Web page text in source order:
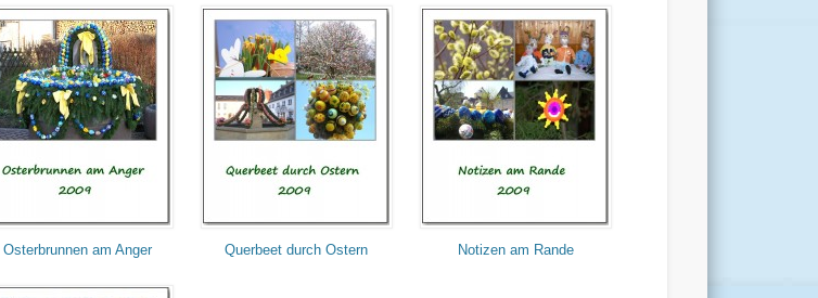
Osterbrunnen am Anger Querbeet durch Ostern Notizen am Rande